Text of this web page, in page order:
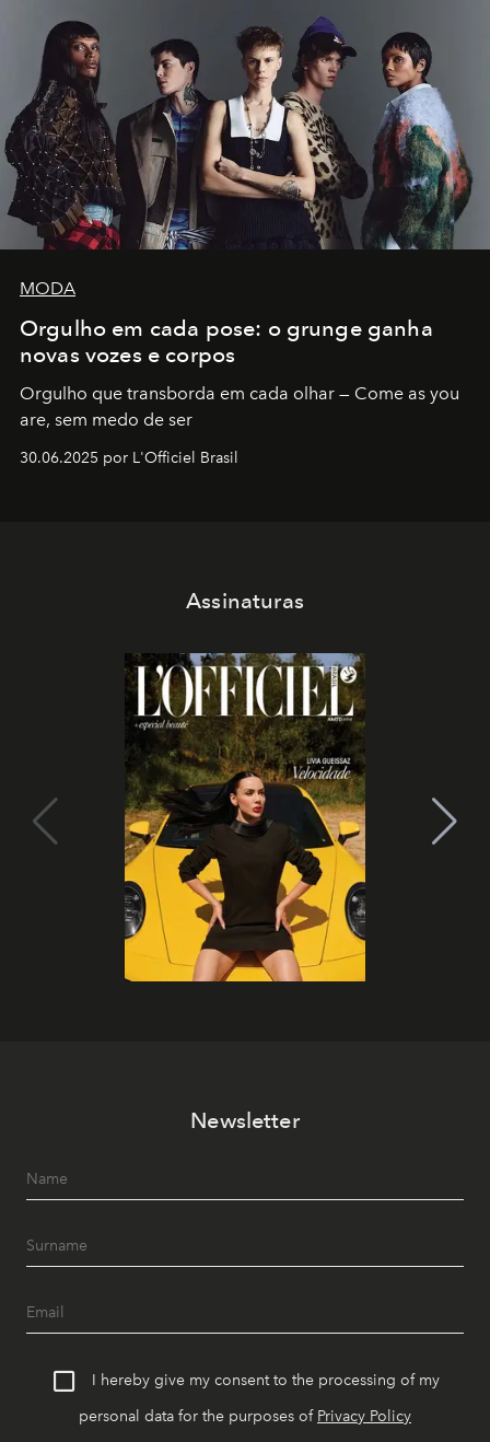
MODA
Orgulho em cada pose: o grunge ganha
novas vozes e corpos
Orgulho que transborda em cada olhar — Come as you
are, sem medo de ser
30.06.2025 por L'Officiel Brasil
Assinaturas
Newsletter
I hereby give my consent to the processing of my
personal data for the purposes of Privacy Policy